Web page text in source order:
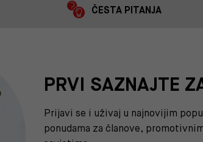
ČESTA PITANJA
PRVI SAZNAJTE
Prijavi se i uživaj u najnovijim
ponudama za članove,